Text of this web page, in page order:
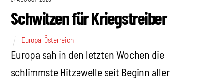
Schwitzen für Kriegstreiber
Europa Österreich
Europa sah in den letzten Wochen die
schlimmste Hitzewelle seit Beginn aller